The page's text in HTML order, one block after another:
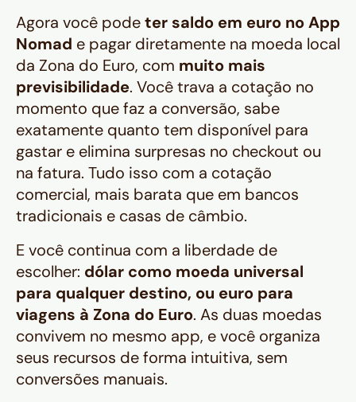
Agora você podeter saldo em euro no App
Nomad e pagar diretamente na moeda local
da Zona do Euro, com muito mais
previsibilidade. Você trava a cotação no
momento que faz a conversão, sabe
exatamente quanto tem disponível para
gastar e elimina surpresas no checkout ou
na fatura. Tudo isso com a cotação
comercial, mais barata que em bancos
tradicionais e casas de câmbio.
E você continua com a liberdade de
escolher: dólar como moeda universal
para qualquer destino, ou euro para
viagens à Zona do Euro. As duas moedas
convivem no mesmo app, e você organiza
seus recursos de forma intuitiva, sem
conversões manuais.